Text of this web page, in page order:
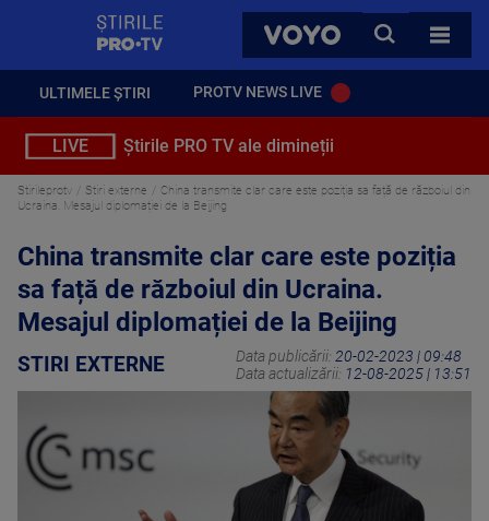
VOYO
CAUTA
TOATE
ULTIMELE ȘTIRI PROTV NEWS LIVE
LIVE Știrile PRO TV ale dimineții
Stirileprotv Stiri externe
China transmite clar care este poziția sa față de războiul din
Ucraina. Mesajul diplomației de la Beijing
China transmite clar care este poziția
sa față de războiul din Ucraina.
Mesajul diplomației de la Beijing
STIRI EXTERNE Data publicării: 20-02-2023 | 09:48
Data actualizării: 12-08-2025 | 13:51